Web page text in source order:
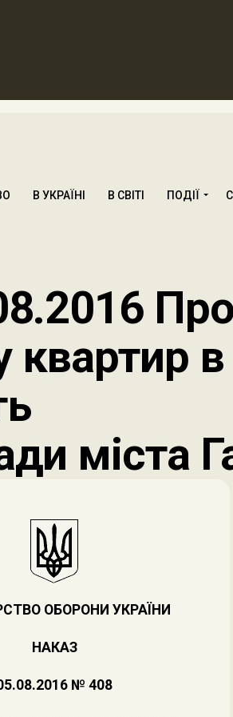
В УКРАЇНІ В СВІТІ ПОДІЇ
Про
квартир в
міста
ОБОРОНИ УКРАЇНИ
НАКАЗ
№ 408